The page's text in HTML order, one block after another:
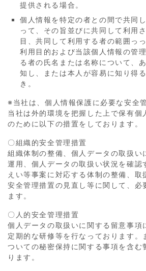
提供される場合。
個人情報を特定の者との間で共同
って、その旨並びに共同して利用
目、共同して利用する者の範囲っ
利用目的および当該個人情報の管
る者の氏名または名称について、
知し、または本人が容易に知り得
き。
※当社は、個人情報保護に必要な安全
当社は外的環境を把握した上で保有個
のために以下の措置をしております。
〇組織的安全管理措置
組織体制の整備、個人データの取扱い
運用、個人データの取扱い状況を確認
えい等事案に対応する体制の整備、取
安全管理措置の見直し等に関して、必
ます。
〇人的安全管理措置
個人データの取扱いに関する留意事項
定期的な研修等を行なっております。
ついての秘密保持に関する事項を含む
ります。